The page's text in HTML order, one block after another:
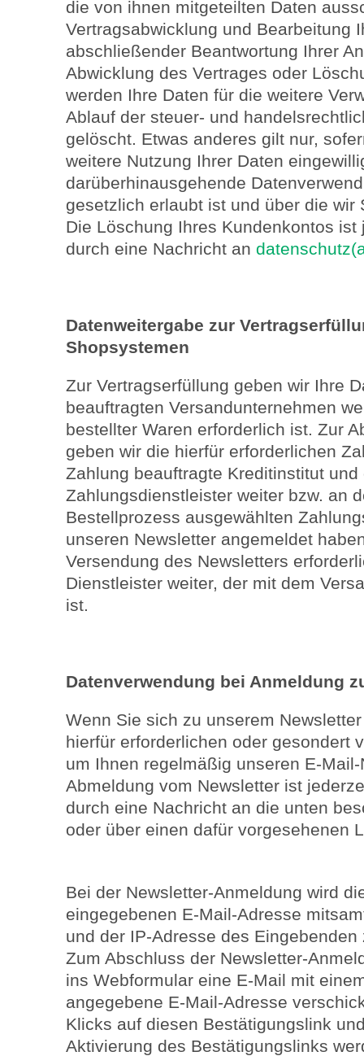
die von ihnen mitgeteilten Daten
Vertragsabwicklung und Bearbeitung
abschließender Beantwortung Ihrer
Abwicklung des Vertrages oder
werden Ihre Daten für die weitere
Ablauf der steuer- und
gelöscht. Etwas anderes gilt nur,
weitere Nutzung Ihrer Daten
darüberhinausgehende
gesetzlich erlaubt ist und über die wir
Die Löschung Ihres Kundenkontos
durch eine Nachricht an
Datenweitergabe zur
Shopsystemen
Zur Vertragserfüllung geben wir Ihre
beauftragten Versandunternehmen
bestellter Waren erforderlich ist. Zur
geben wir die hierfür erforderlichen
Zahlung beauftragte Kreditinstitut
Zahlungsdienstleister weiter bzw. an
Bestellprozess ausgewählten
unseren Newsletter angemeldet
Versendung des Newsletters
Dienstleister weiter, der mit dem
ist.
Datenverwendung bei Anmeldung
Wenn Sie sich zu unserem
hierfür erforderlichen oder gesondert
um Ihnen regelmäßig unseren E-
Abmeldung vom Newsletter ist
durch eine Nachricht an die unten
oder über einen dafür vorgesehenen
Bei der Newsletter-Anmeldung wird
eingegebenen E-Mail-Adresse
und der IP-Adresse des
Zum Abschluss der Newsletter-
ins Webformular eine E-Mail mit
angegebene E-Mail-Adresse
Klicks auf diesen Bestätigungslink
Aktivierung des Bestätigungslinks